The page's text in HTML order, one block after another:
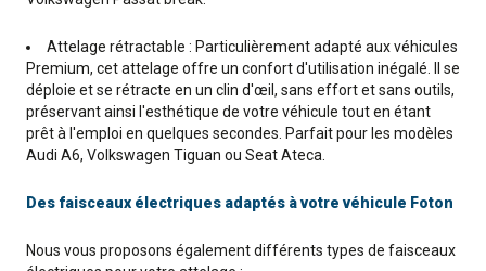
Attelage rétractable : Particulièrement adapté aux véhicules
Premium, cet attelage offre un confort d'utilisation inégalé. Il se
déploie et se rétracte en un clin d'œil, sans effort et sans outils,
préservant ainsi l'esthétique de votre véhicule tout en étant
prêt à l'emploi en quelques secondes. Parfait pour les modèles
Audi A6, Volkswagen Tiguan ou Seat Ateca.
Des faisceaux électriques adaptés à votre véhicule Foton
Nous vous proposons également différents types de faisceaux